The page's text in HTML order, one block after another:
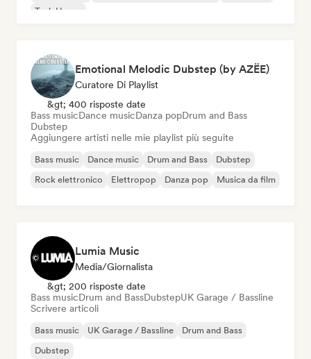
Tech House
Emotional Melodic Dubstep (by AZËE)
Curatore Di Playlist
&gt; 400 risposte date
Bass musicDance musicDanza popDrum and Bass
Dubstep
Aggiungere artisti nelle mie playlist più seguite
Bass music Dance music Drum and Bass
Dubstep
Rock elettronico
Elettropop Danza pop Musica da film
Lumia Music
Media/Giornalista
&gt; 200 risposte date
Bass musicDrum and BassDubstepUK Garage / Bassline
Scrivere articoli
Bass music UK Garage / Bassline
Drum and Bass
Dubstep